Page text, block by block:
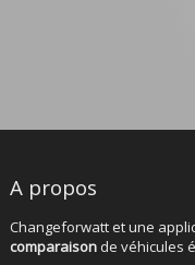
A propos
Changeforwatt et une
comparaisonde véhicules